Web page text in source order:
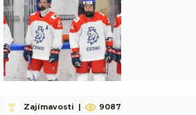
Zajímavosti | 9087